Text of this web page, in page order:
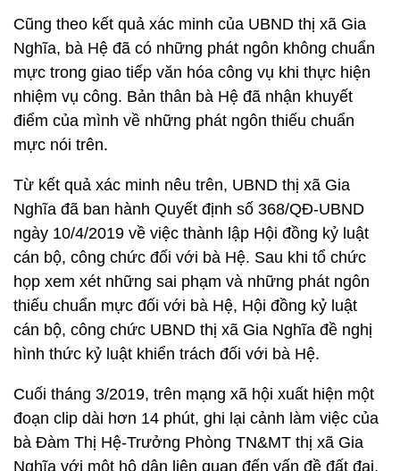
Cũng theo kết quả xác minh của UBND thị xã Gia
Nghĩa, bà Hệ đã có những phát ngôn không chuẩn
mực trong giao tiếp văn hóa công vụ khi thực hiện
nhiệm vụ công. Bản thân bà Hệ đã nhận khuyết
điểm của mình về những phát ngôn thiếu chuẩn
mực nói trên.
Từ kết quả xác minh nêu trên, UBND thị xã Gia
Nghĩa đã ban hành Quyết định số 368/QĐ-UBND
ngày 10/4/2019 về việc thành lập Hội đồng kỷ luật
cán bộ, công chức đối với bà Hệ. Sau khi tổ chức
họp xem xét những sai phạm và những phát ngôn
thiếu chuẩn mực đối với bà Hệ, Hội đồng kỷ luật
cán bộ, công chức UBND thị xã Gia Nghĩa đề nghị
hình thức kỷ luật khiển trách đối với bà Hệ.
Cuối tháng 3/2019, trên mạng xã hội xuất hiện một
đoạn clip dài hơn 14 phút, ghi lại cảnh làm việc của
bà Đàm Thị Hệ-Trưởng Phòng TN&MT thị xã Gia
Nghĩa với một hộ dân liên quan đến vấn đề đất đai.